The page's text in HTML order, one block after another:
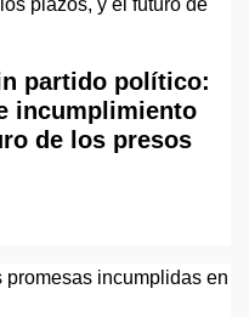
partido político:
incumplimiento
de los presos